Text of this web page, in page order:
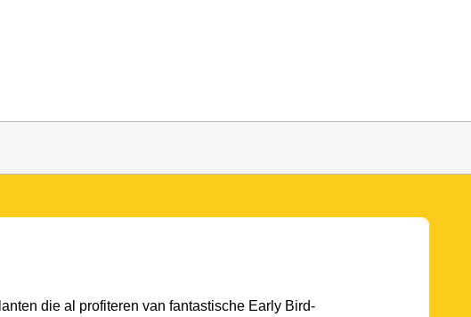
die al profiteren van fantastische Early Bird-